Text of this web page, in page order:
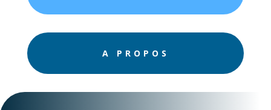
A PROPOS